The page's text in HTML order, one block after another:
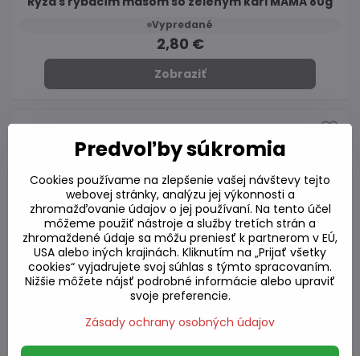
Vypredané
2,80 €
Zobraziť
Predvoľby súkromia
Cookies používame na zlepšenie vašej návštevy tejto
webovej stránky, analýzu jej výkonnosti a
zhromažďovanie údajov o jej používaní. Na tento účel
môžeme použiť nástroje a služby tretích strán a
zhromaždené údaje sa môžu preniesť k partnerom v EÚ,
USA alebo iných krajinách. Kliknutím na „Prijať všetky
cookies“ vyjadrujete svoj súhlas s týmto spracovaním.
Nižšie môžete nájsť podrobné informácie alebo upraviť
svoje preferencie.
Zásady ochrany osobných údajov